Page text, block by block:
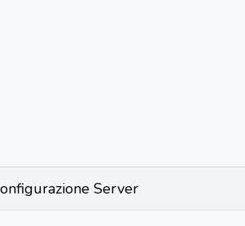
Server